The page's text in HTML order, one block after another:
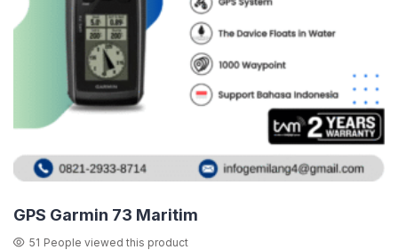
GPS Garmin 73 Maritim
51 People viewed this product